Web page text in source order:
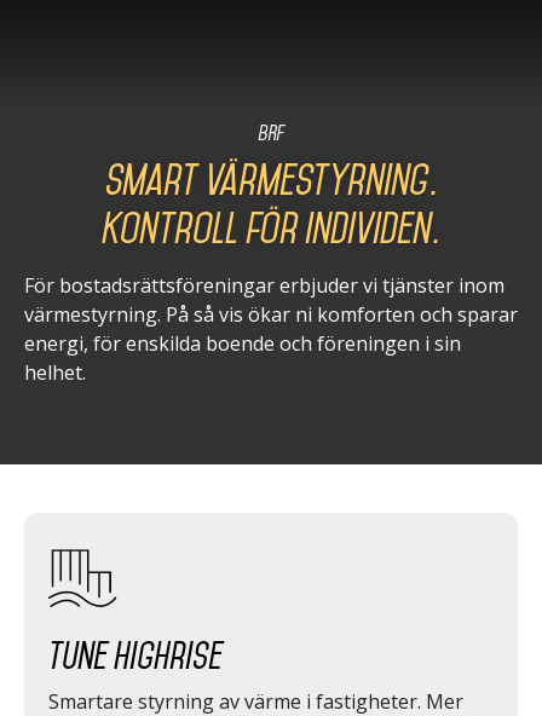
BRF
Smart värmestyrning.
Kontroll för individen.
För bostadsrättsföreningar erbjuder vi tjänster inom
värmestyrning. På så vis ökar ni komforten och sparar
energi, för enskilda boende och föreningen i sin
helhet.
Tune Highrise
Smartare styrning av värme i fastigheter. Mer